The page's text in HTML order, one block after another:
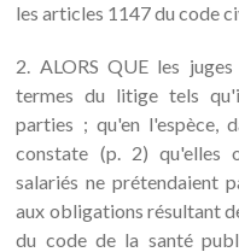
les articles 1147 du code
2. ALORS QUE les
termes du litige tels
parties ; qu'en l'espèce,
constate (p. 2) qu'elles
salariés ne prétendaient
aux obligations résultant
du code de la santé